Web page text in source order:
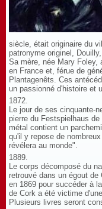
siècle, était originaire du
patronyme originel,
Sa mère, née Mary Foley,
en France et, férue de
Plantagenêts. Ces
un passionné d'histoire et
1872.
Le jour de ses cinquante-
pierre du Festspielhaus
métal contient un
qu'il y repose de
révélera au monde".
1889.
Le corps décomposé du
retrouvé dans un égout
en 1869 pour succéder à
de Cork a été victime
Plusieurs livres seront